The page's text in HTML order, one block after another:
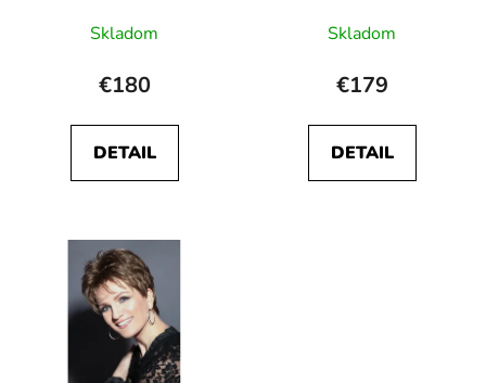
Skladom
€180
DETAIL
Skladom
€179
DETAIL